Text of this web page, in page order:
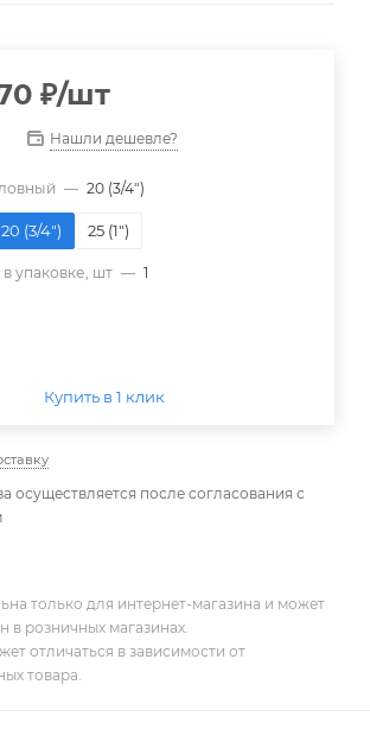
₽/шт
Нашли дешевле?
— 20 (3/4")
20 (3/4") 25 (1")
упаковке, шт — 1
Купить в 1 клик
осуществляется после согласования с
только для интернет-магазина и может
в розничных магазинах.
отличаться в зависимости от
товара.